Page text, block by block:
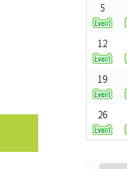
5
12
19
26